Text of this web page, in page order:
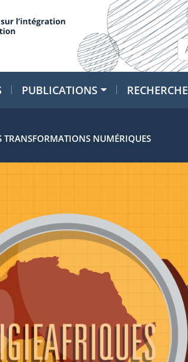
PUBLICATIONS RECHERCHE
TRANSFORMATIONS NUMÉRIQUES